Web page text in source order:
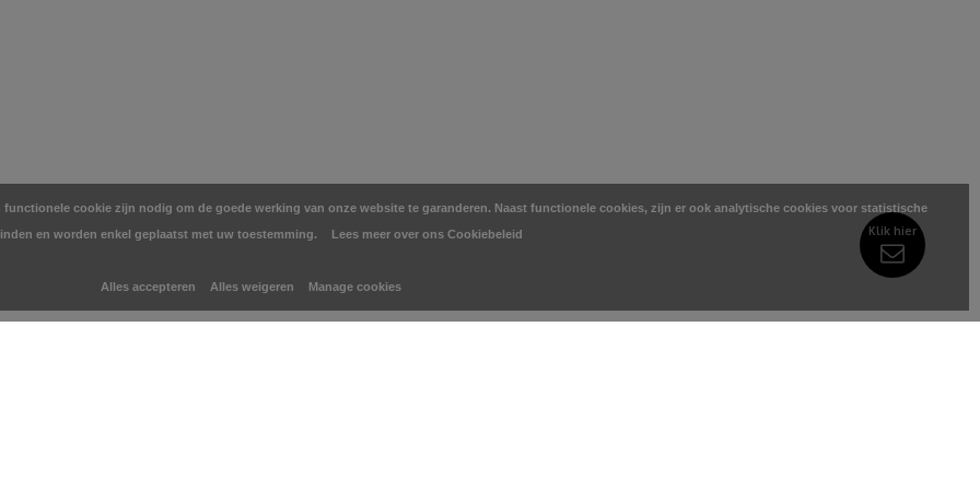
Klik hier
cookie zijn nodig om de goede werking van onze website te garanderen. Naast functionele cookies, zijn er ook analytische cookies voor statistische
en worden enkel geplaatst met uw toestemming.
Lees meer over ons Cookiebeleid
Alles accepteren Alles weigeren Manage cookies